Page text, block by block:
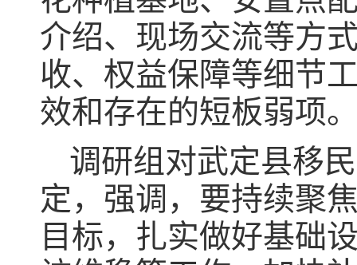
介绍、现场交流等方
收、权益保障等细节
效和存在的短板弱项
调研组对武定县移
定，强调，要持续聚
目标，扎实做好基础